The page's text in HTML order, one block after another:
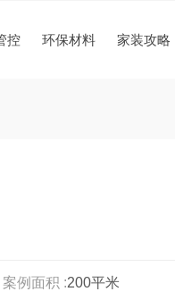
控 环保材料 家装攻略
案例面积 :200平米